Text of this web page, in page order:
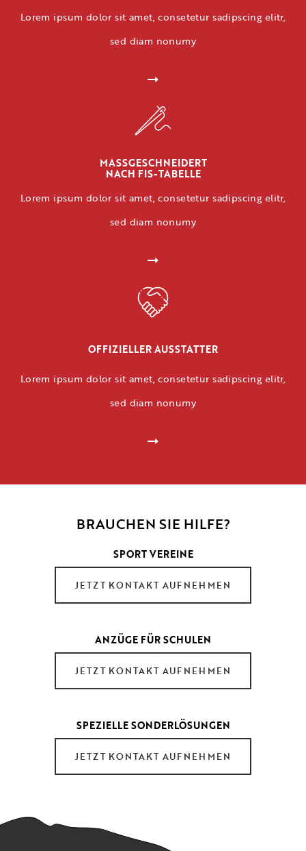
Lorem ipsum dolor sit amet, consetetur sadipscing elitr,
sed diam nonumy
MASSGESCHNEIDERT
NACH FIS-TABELLE
Lorem ipsum dolor sit amet, consetetur sadipscing elitr,
sed diam nonumy
OFFIZIELLER AUSSTATTER
Lorem ipsum dolor sit amet, consetetur sadipscing elitr,
sed diam nonumy
BRAUCHEN SIE HILFE?
SPORT VEREINE
JETZT KONTAKT AUFNEHMEN
ANZÜGE FÜR SCHULEN
JETZT KONTAKT AUFNEHMEN
SPEZIELLE SONDERLÖSUNGEN
JETZT KONTAKT AUFNEHMEN